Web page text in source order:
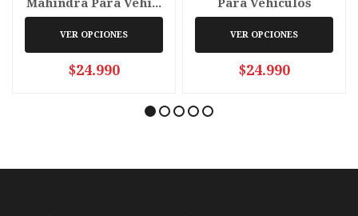
Mahindra Para Vehí...
VER OPCIONES
$24.990
Para Vehículos
VER OPCIONES
$24.990